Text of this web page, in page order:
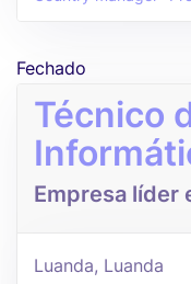
Fechado
Técnico
Empresa líder
Luanda, Luanda